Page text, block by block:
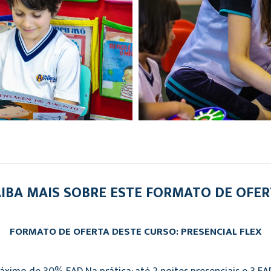
MAIS SOBRE ESTE FORMATO DE
FORMATO DE OFERTA DESTE CURSO: PRESENCIAL FLEX